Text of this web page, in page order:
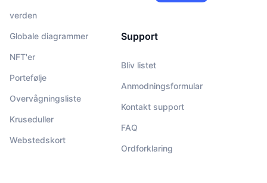
verden
Globale diagrammer
NFT'er
Portefølje
Overvågningsliste
Kruseduller
Webstedskort
Support
Bliv listet
Anmodningsformular
Kontakt support
FAQ
Ordforklaring